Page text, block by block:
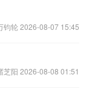
钧轮 2026-08-07 15:45
芝阳 2026-08-08 01:51